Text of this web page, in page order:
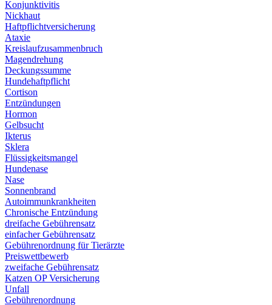
Konjunktivitis
Nickhaut
Haftpflichtversicherung
Ataxie
Kreislaufzusammenbruch
Magendrehung
Deckungssumme
Hundehaftpflicht
Cortison
Entzündungen
Hormon
Gelbsucht
Ikterus
Sklera
Flüssigkeitsmangel
Hundenase
Nase
Sonnenbrand
Autoimmunkrankheiten
Chronische Entzündung
dreifache Gebührensatz
einfacher Gebührensatz
Gebührenordnung für Tierärzte
Preiswettbewerb
zweifache Gebührensatz
Katzen OP Versicherung
Unfall
Gebührenordnung